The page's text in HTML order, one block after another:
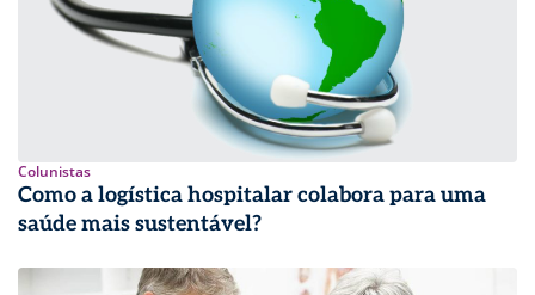
Colunistas
Como a logística hospitalar colabora para uma
saúde mais sustentável?